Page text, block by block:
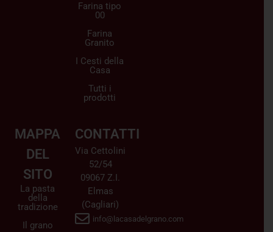
Farina tipo
00
Farina
Granito
I Cesti della
Casa
Tutti i
prodotti
MAPPA
DEL
SITO
La pasta
della
tradizione
Il grano
CONTATTI
Via Cettolini
52/54
09067 Z.I.
Elmas
(Cagliari)
info@lacasadelgrano.com